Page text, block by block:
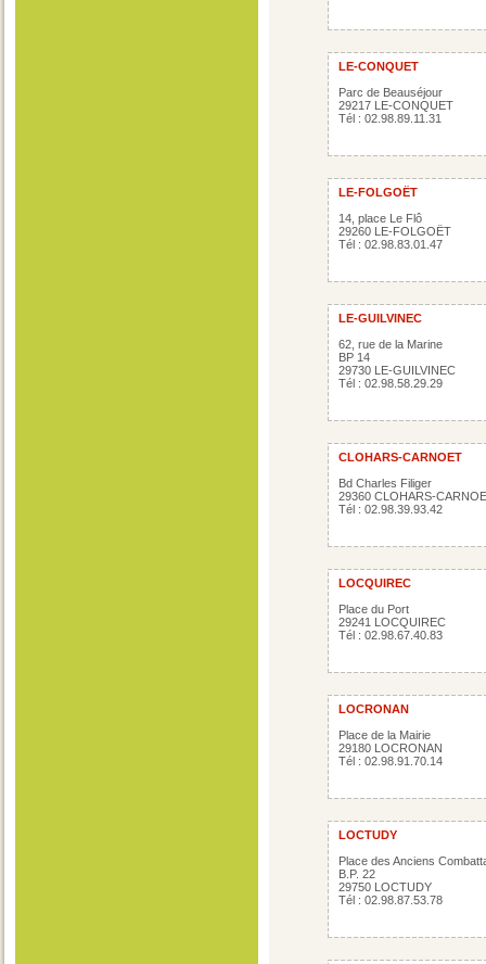
LE-CONQUET
Parc de Beauséjour
29217 LE-CONQUET
Tél : 02.98.89.11.31
LE-FOLGOËT
14, place Le Flô
29260 LE-FOLGOËT
Tél : 02.98.83.01.47
LE-GUILVINEC
62, rue de la Marine
BP 14
29730 LE-GUILVINEC
Tél : 02.98.58.29.29
CLOHARS-CARNOET
Bd Charles Filiger
29360 CLOHARS-
Tél : 02.98.39.93.42
LOCQUIREC
Place du Port
29241 LOCQUIREC
Tél : 02.98.67.40.83
LOCRONAN
Place de la Mairie
29180 LOCRONAN
Tél : 02.98.91.70.14
LOCTUDY
Place des Anciens
B.P. 22
29750 LOCTUDY
Tél : 02.98.87.53.78